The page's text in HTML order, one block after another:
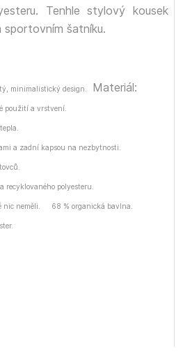
Tenhle stylový kousek
šatníku.
minimalistický design.
použití a vrstvení.
a zadní kapsou na nezbytnosti.
recyklovaného polyesteru.
nic neměli.
Materiál:
68 % organická bavlna.